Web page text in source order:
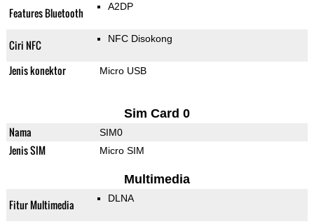
Features Bluetooth A2DP
Ciri NFC NFC Disokong
Jenis konektor Micro USB
Sim Card 0
Nama SIM0
Jenis SIM Micro SIM
Multimedia
Fitur Multimedia DLNA